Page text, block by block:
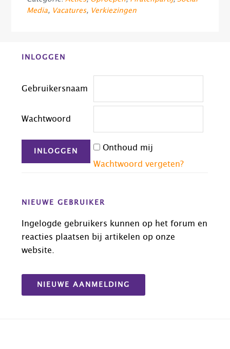
Media, Vacatures, Verkiezingen
Before
INLOGGEN
Gebruikersnaam
Wachtwoord
Onthoud mij
Wachtwoord vergeten?
NIEUWE GEBRUIKER
Ingelogde gebruikers kunnen op het forum en
reacties plaatsen bij artikelen op onze
website.
NIEUWE AANMELDING